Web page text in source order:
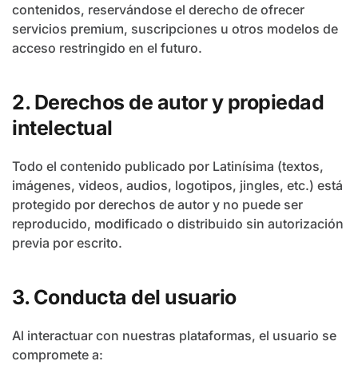
contenidos, reservándose el derecho de ofrecer
servicios premium, suscripciones u otros modelos de
acceso restringido en el futuro.
2. Derechos de autor y propiedad
intelectual
Todo el contenido publicado por Latinísima (textos,
imágenes, videos, audios, logotipos, jingles, etc.) está
protegido por derechos de autor y no puede ser
reproducido, modificado o distribuido sin autorización
previa por escrito.
3. Conducta del usuario
Al interactuar con nuestras plataformas, el usuario se
compromete a: